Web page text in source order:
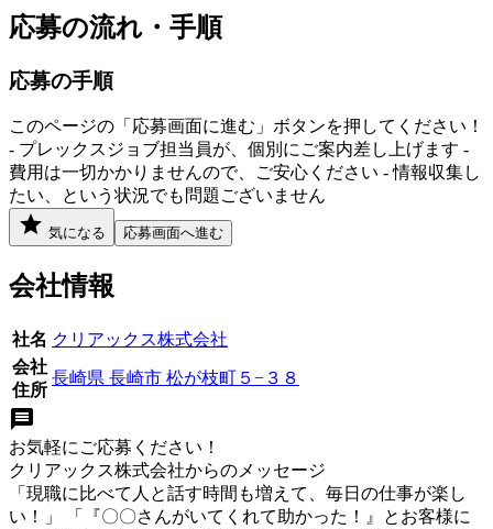
応募の流れ・手順
応募の手順
このページの「応募画面に進む」ボタンを押してください！
- プレックスジョブ担当員が、個別にご案内差し上げます -
費用は一切かかりませんので、ご安心ください - 情報収集し
たい、という状況でも問題ございません
気になる 応募画面へ進む
会社情報
社名 クリアックス株式会社
会社
住所
長崎県 長崎市 松が枝町５−３８
お気軽にご応募ください！
クリアックス株式会社からのメッセージ
「現職に比べて人と話す時間も増えて、毎日の仕事が楽し
い！」 「『〇〇さんがいてくれて助かった！』とお客様に